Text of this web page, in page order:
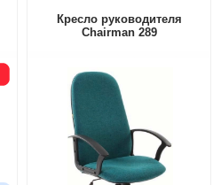
Кресло руководителя
Chairman 289